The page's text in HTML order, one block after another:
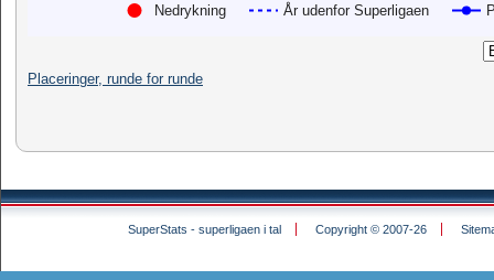
Nedrykning År udenfor Superligaen
Placeringer, runde for runde
SuperStats - superligaen i tal Copyright © 2007-26